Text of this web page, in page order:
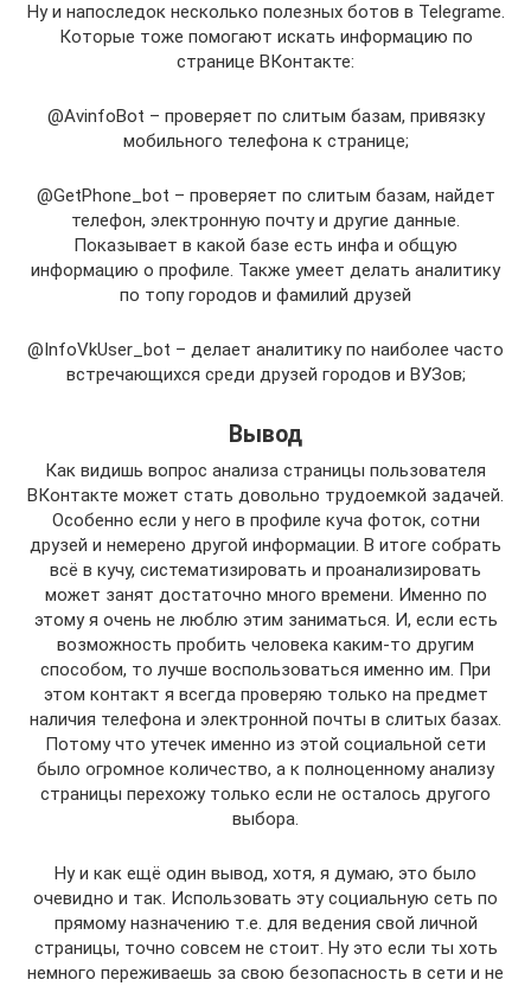
Ну и напоследок несколько полезных ботов в Telegrame.
Которые тоже помогают искать информацию по
странице ВКонтакте:
@AvinfoBot – проверяет по слитым базам, привязку
мобильного телефона к странице;
@GetPhone_bot – проверяет по слитым базам, найдет
телефон, электронную почту и другие данные.
Показывает в какой базе есть инфа и общую
информацию о профиле. Также умеет делать аналитику
по топу городов и фамилий друзей
@InfoVkUser_bot – делает аналитику по наиболее часто
встречающихся среди друзей городов и ВУЗов;
Вывод
Как видишь вопрос анализа страницы пользователя
ВКонтакте может стать довольно трудоемкой задачей.
Особенно если у него в профиле куча фоток, сотни
друзей и немерено другой информации. В итоге собрать
всё в кучу, систематизировать и проанализировать
может занят достаточно много времени. Именно по
этому я очень не люблю этим заниматься. И, если есть
возможность пробить человека каким-то другим
способом, то лучше воспользоваться именно им. При
этом контакт я всегда проверяю только на предмет
наличия телефона и электронной почты в слитых базах.
Потому что утечек именно из этой социальной сети
было огромное количество, а к полноценному анализу
страницы перехожу только если не осталось другого
выбора.
Ну и как ещё один вывод, хотя, я думаю, это было
очевидно и так. Использовать эту социальную сеть по
прямому назначению т.е. для ведения свой личной
страницы, точно совсем не стоит. Ну это если ты хоть
немного переживаешь за свою безопасность в сети и не